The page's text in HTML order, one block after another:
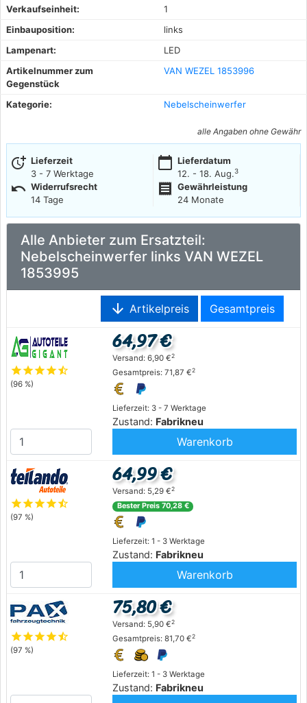
Verkaufseinheit:
1
Einbauposition:
links
Lampenart:
LED
Artikelnummer zum
Gegenstück
VAN WEZEL 1853996
Kategorie: Nebelscheinwerfer
alle Angaben ohne Gewähr
more_time Lieferzeit
3 - 7 Werktage
calendar_today Lieferdatum
12. - 18. Aug.3
undo Widerrufsrecht
14 Tage
receipt
Gewährleistung
24 Monate
Alle Anbieter zum Ersatzteil:
Nebelscheinwerfer links VAN WEZEL
1853995
arrow_downward Artikelpreis Gesamtpreis
starstarstarstarstar_half
(96 %)
Lieferzeit: 3 - 7 Werktage
Zustand: Fabrikneu
64,97 €
Versand: 6,90 €2
Gesamtpreis: 71,87 €2
Warenkorb
starstarstarstarstar_half
(97 %)
Lieferzeit: 1 - 3 Werktage
Zustand: Fabrikneu
64,99 €
Versand: 5,29 €2
Bester Preis 70,28 €
Warenkorb
starstarstarstarstar_half
(97 %)
Lieferzeit: 1 - 3 Werktage
Zustand: Fabrikneu
75,80 €
Versand: 5,90 €2
Gesamtpreis: 81,70 €2